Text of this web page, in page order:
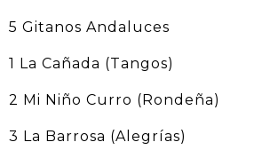
5 Gitanos Andaluces
1 La Cañada (Tangos)
2 Mi Niño Curro (Rondeña)
3 La Barrosa (Alegrías)